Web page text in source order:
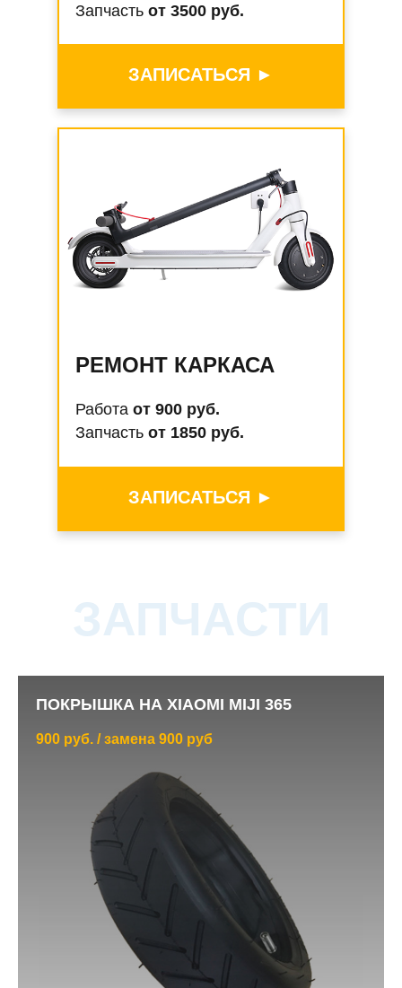
РЕМОНТ КАРКАСА
Работа от 900 руб.
Запчасть от 1850 руб.
Запчасть от 3500 руб.
ЗАПИСАТЬСЯ ►
ЗАПИСАТЬСЯ ►
ЗАПЧАСТИ
ПОКРЫШКА НА XIAOMI MIJI 365
900 руб. / замена 900 руб